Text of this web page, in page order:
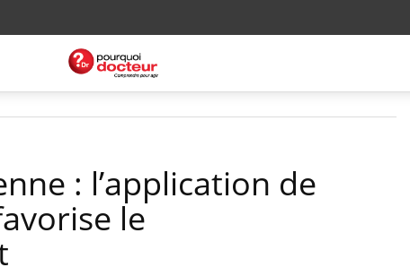
: l’application de
le